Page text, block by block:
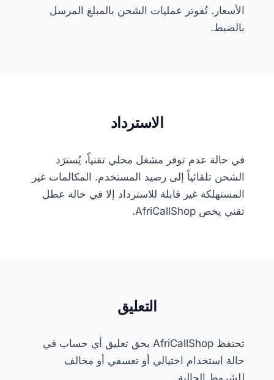
الأسعار. تُفوتر عمليات الشحن بالمبلغ المرسل
بالضبط.
الاسترداد
في حالة عدم توفر مشغل محلي تقنياً، يُسترَد
الشحن تلقائياً إلى رصيد المستخدم. المكالمات غير
المستهلكة غير قابلة للاسترداد إلا في حالة عطل
تقني يخص AfriCallShop.
التعليق
تحتفظ AfriCallShop بحق تعليق أي حساب في
حالة استخدام احتيالي أو تعسفي أو مخالف
للشروط الحالية.